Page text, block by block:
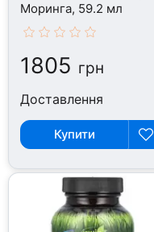
Моринга, 59.2 мл
1805 грн
Доставлення
Купити